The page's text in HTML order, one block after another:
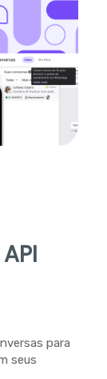
para
seus